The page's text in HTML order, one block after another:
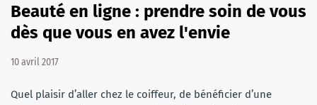
Beauté en ligne : prendre soin de vous
dès que vous en avez l'envie
10 avril 2017
Quel plaisir d’aller chez le coiffeur, de bénéficier d’une